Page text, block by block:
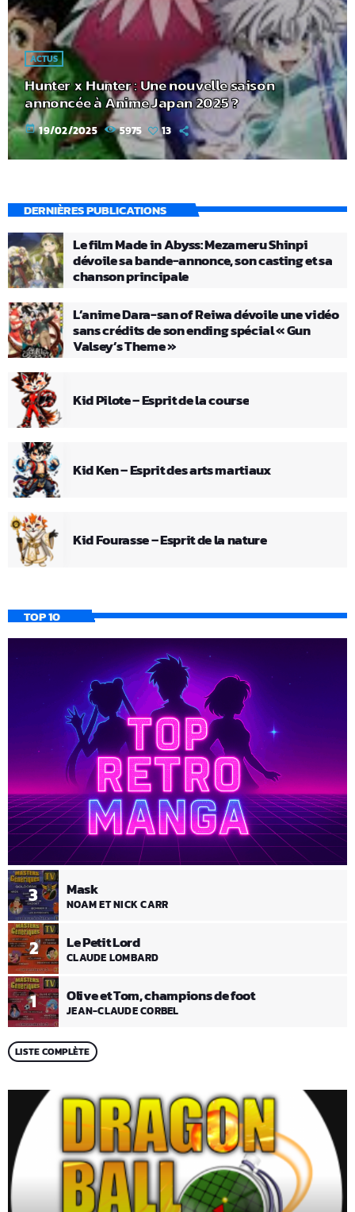
ACTUS
Hunter x Hunter : Une nouvelle saison
annoncée à Anime Japan 2025 ?
today 19/02/2025 5975 13
DERNIÈRES PUBLICATIONS
Le film Made in Abyss: Mezameru Shinpi
dévoile sa bande-annonce, son casting et sa
chanson principale
L’anime Dara-san of Reiwa dévoile une vidéo
sans crédits de son ending spécial « Gun
Valsey’s Theme »
Kid Pilote – Esprit de la course
Kid Ken – Esprit des arts martiaux
Kid Fourasse – Esprit de la nature
TOP 10
1 Olive et Tom, champions de foot
JEAN-CLAUDE CORBEL
2 Le Petit Lord
CLAUDE LOMBARD
3 Mask
NOAM ET NICK CARR
LISTE COMPLÈTE